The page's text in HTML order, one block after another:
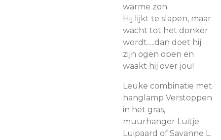
warme zon.
Hij lijkt te slapen, maar
wacht tot het donker
wordt.....dan doet hij
zijn ogen open en
waakt hij over jou!
Leuke combinatie met
hanglamp Verstoppen
in het gras,
muurhanger Luitje
Luipaard of Savanne L.